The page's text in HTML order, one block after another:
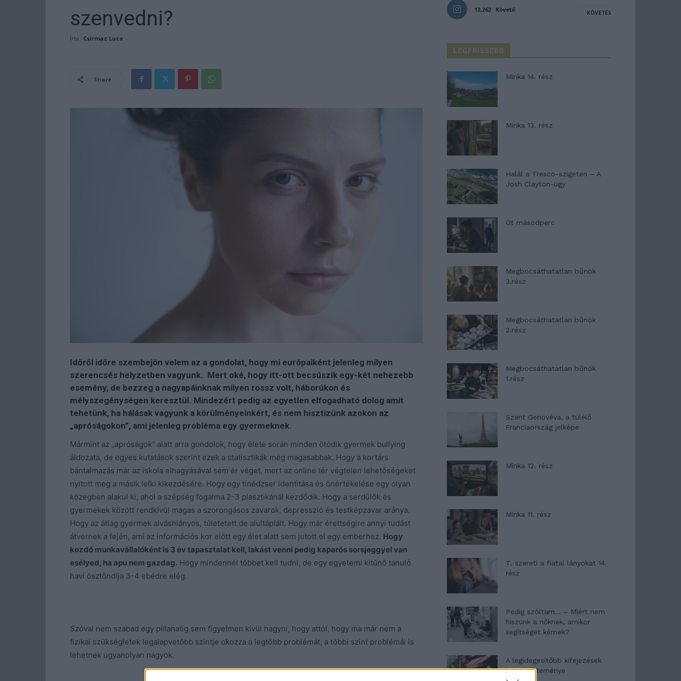
szenvedni?
Írta: Csirmaz Luca -
Share
Időről időre szembejön velem az a gondolat, hogy mi európaiként jelenleg milyen
szerencsés helyzetben vagyunk. Mert oké, hogy itt-ott becsúszik egy-két nehezebb
esemény, de bezzeg a nagyapáinknak milyen rossz volt, háborúkon és
mélyszegénységen keresztül. Mindezért pedig az egyetlen elfogadható dolog amit
tehetünk, ha hálásak vagyunk a körülményeinkért, és nem hisztizünk azokon az
„apróságokon”, ami jelenleg probléma egy gyermeknek.
Mármint az „apróságok” alatt arra gondolok, hogy élete során minden ötödik gyermek bullying
áldozata, de egyes kutatások szerint ezek a statisztikák még magasabbak. Hogy a kortárs
bántalmazás már az iskola elhagyásával sem ér véget, mert az online tér végtelen lehetőségeket
nyitott meg a másik lelki kikezdésére. Hogy egy tinédzser identitása és önértékelése egy olyan
közegben alakul ki, ahol a szépség fogalma 2-3 plasztikánál kezdődik. Hogy a serdülők és
gyermekek között rendkívül magas a szorongásos zavarok, depresszió és testképzavar aránya.
Hogy az átlag gyermek alváshiányos, túletetett de alultáplált. Hogy már érettségire annyi tudást
átvernek a fején, ami az információs kor előtt egy élet alatt sem jutott el egy emberhez. Hogy
kezdő munkavállalóként is 3 év tapasztalat kell, lakást venni pedig kaparós sorsjeggyel van
esélyed, ha apu nem gazdag. Hogy mindennél többet kell tudni, de egy egyetemi kitűnő tanuló
havi ösztöndíja 3-4 ebédre elég.
Szóval nem szabad egy pillanatig sem figyelmen kívül hagyni, hogy attól, hogy ma már nem a
fizikai szükségletek legalapvetőbb szintje okozza a legtöbb problémát, a többi szint problémái is
lehetnek ugyanolyan nagyok.
13,262 Követő KÖVETÉS
LEGFRISSEBB
Minka 14. rész
Minka 13. rész
Halál a Tresco-szigeten – A
Josh Clayton-ügy
Öt másodperc
Megbocsáthatatlan bűnök
3.rész
Megbocsáthatatlan bűnök
2.rész
Megbocsáthatatlan bűnök
1.rész
Szent Genovéva, a túlélő
Franciaország jelképe
Minka 12. rész
Minka 11. rész
T. szereti a fiatal lányokat 14.
rész
Pedig szóltam… – Miért nem
hiszünk a nőknek, amikor
segítséget kérnek?
A legidegesítőbb kifejezések
laza gyűjteménye